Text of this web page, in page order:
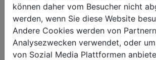
können daher vom Besucher nicht
werden, wenn Sie diese Website
Andere Cookies werden von
Analysezwecken verwendet, oder
von Sozial Media Plattformen